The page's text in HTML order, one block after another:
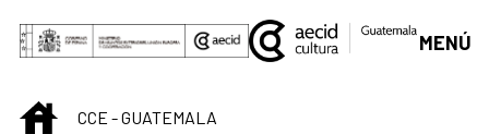
Skip to Main Content
MENÚ
INICIOCCE - GUATEMALA